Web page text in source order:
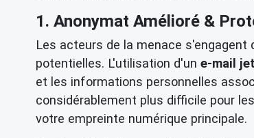
1. Anonymat Amélioré &
Les acteurs de la menace s'engagent
potentielles. L'utilisation d'un e-mail
et les informations personnelles
considérablement plus difficile pour
votre empreinte numérique principale.